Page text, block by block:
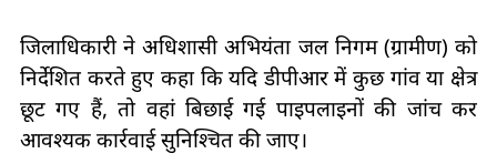
जिलाधिकारी ने अधिशासी अभियंता जल निगम (ग्रामीण) को
निर्देशित करते हुए कहा कि यदि डीपीआर में कुछ गांव या क्षेत्र
छूट गए हैं, तो वहां बिछाई गई पाइपलाइनों की जांच कर
आवश्यक कार्रवाई सुनिश्चित की जाए।